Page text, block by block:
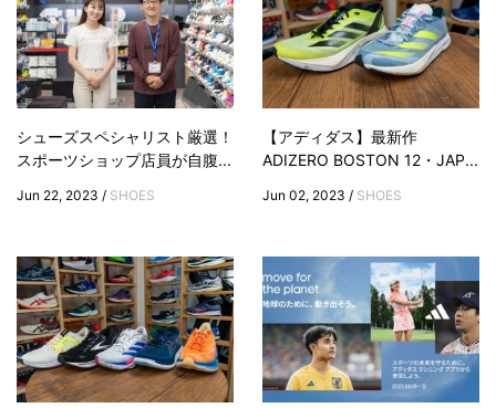
シューズスペシャリスト厳選！
スポーツショップ店員が自腹...
Jun 22, 2023 / SHOES
【アディダス】最新作
ADIZERO BOSTON 12・JAP...
Jun 02, 2023 / SHOES